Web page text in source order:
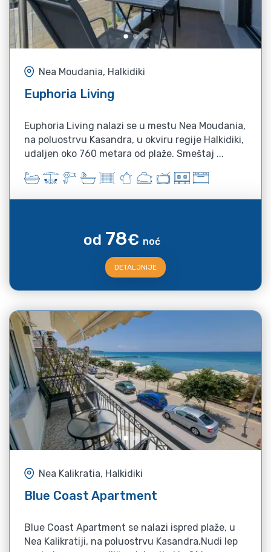
Nea Moudania, Halkidiki
Euphoria Living
Euphoria Living nalazi se u mestu Nea Moudania,
na poluostrvu Kasandra, u okviru regije Halkidiki,
udaljen oko 760 metara od plaže. Smeštaj ...
od 78€ noć
DETALJNIJE
Nea Kalikratia, Halkidiki
Blue Coast Apartment
Blue Coast Apartment se nalazi ispred plaže, u
Nea Kalikratiji, na poluostrvu Kasandra.Nudi lep